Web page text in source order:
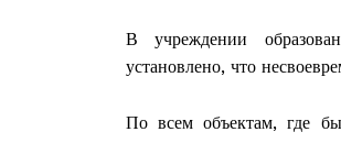
В учреждении
установлено, что
По всем объектам, где